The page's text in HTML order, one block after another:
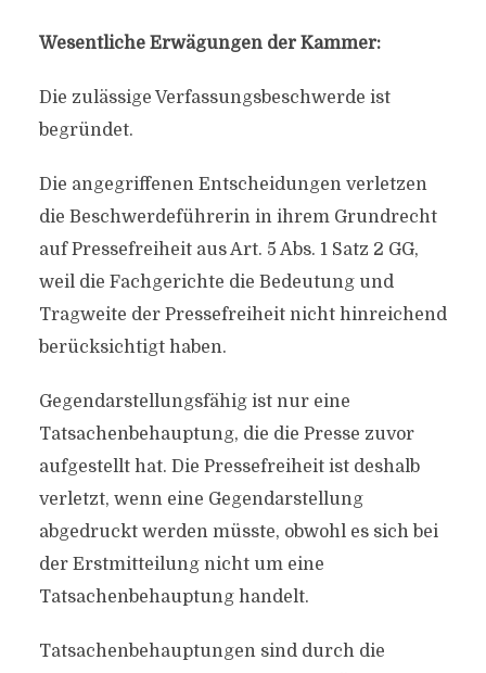
Wesentliche Erwägungen der Kammer:
Die zulässige Verfassungsbeschwerde ist
begründet.
Die angegriffenen Entscheidungen verletzen
die Beschwerdeführerin in ihrem Grundrecht
auf Pressefreiheit aus Art. 5 Abs. 1 Satz 2 GG,
weil die Fachgerichte die Bedeutung und
Tragweite der Pressefreiheit nicht hinreichend
berücksichtigt haben.
Gegendarstellungsfähig ist nur eine
Tatsachenbehauptung, die die Presse zuvor
aufgestellt hat. Die Pressefreiheit ist deshalb
verletzt, wenn eine Gegendarstellung
abgedruckt werden müsste, obwohl es sich bei
der Erstmitteilung nicht um eine
Tatsachenbehauptung handelt.
Tatsachenbehauptungen sind durch die